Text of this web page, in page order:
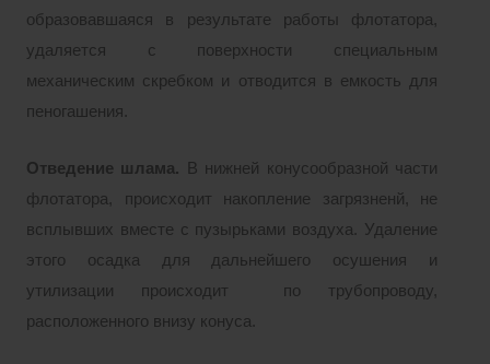
образовавшаяся в результате работы флотатора,
удаляется с поверхности специальным
механическим скребком и отводится в емкость для
пеногашения.
Отведение шлама. В нижней конусообразной части
флотатора, происходит накопление загрязненй, не
всплывших вместе с пузырьками воздуха. Удаление
этого осадка для дальнейшего осушения и
утилизации происходит по трубопроводу,
расположенного внизу конуса.